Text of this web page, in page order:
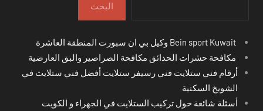
البحث
مكافحة حشرات الحدائق مكافحة الصراصير والبق العارضية
أرقام فني ستلايت فني رسيفر ستلايت أفضل فني ستلايت في
الشويخ السكنية
أسئلة شائعة حول تركيب الستلايت في الجهراء و الكويت